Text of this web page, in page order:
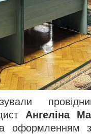
Ангеліна